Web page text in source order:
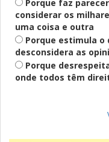
Definido
PT
ao
Fies:
para
Porque faz
considerar os
uma coisa e outra
Porque estimula
desconsidera as
Porque
onde todos têm